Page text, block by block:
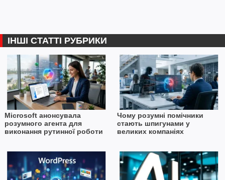
ІНШІ СТАТТІ РУБРИКИ
Microsoft анонсувала
розумного агента для
виконання рутинної роботи
Чому розумні помічники
стають шпигунами у
великих компаніях